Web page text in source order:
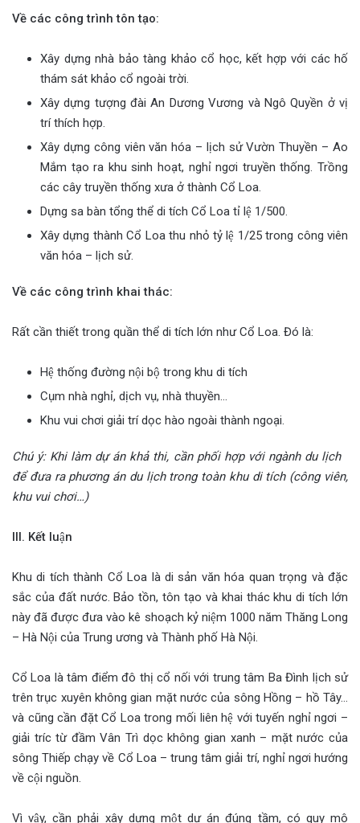
Về các công trình tôn tạo:
Xây dựng nhà bảo tàng khảo cổ học, kết hợp với các hố
thám sát khảo cổ ngoài trời.
Xây dựng tượng đài An Dương Vương và Ngô Quyền ở vị
trí thích hợp.
Xây dựng công viên văn hóa – lịch sử Vườn Thuyền – Ao
Mắm tạo ra khu sinh hoạt, nghỉ ngơi truyền thống. Trồng
các cây truyền thống xưa ở thành Cổ Loa.
Dựng sa bàn tổng thể di tích Cổ Loa tỉ lệ 1/500.
Xây dựng thành Cổ Loa thu nhỏ tỷ lệ 1/25 trong công viên
văn hóa – lịch sử.
Về các công trình khai thác:
Rất cần thiết trong quần thể di tích lớn như Cổ Loa. Đó là:
Hệ thống đường nội bộ trong khu di tích
Cụm nhà nghỉ, dịch vụ, nhà thuyền…
Khu vui chơi giải trí dọc hào ngoài thành ngoại.
Chú ý: Khi làm dự án khả thi, cần phối hợp với ngành du lịch
để đưa ra phương án du lịch trong toàn khu di tích (công viên,
khu vui chơi…)
III. Kết luận
Khu di tích thành Cổ Loa là di sản văn hóa quan trọng và đặc
sắc của đất nước. Bảo tồn, tôn tạo và khai thác khu di tích lớn
này đã được đưa vào kê shoạch kỷ niệm 1000 năm Thăng Long
– Hà Nội của Trung ương và Thành phố Hà Nội.
Cổ Loa là tâm điểm đô thị cổ nối với trung tâm Ba Đình lịch sử
trên trục xuyên không gian mặt nước của sông Hồng – hồ Tây…
và cũng cần đặt Cổ Loa trong mối liên hệ với tuyến nghỉ ngơi –
giải tríc từ đầm Vân Trì dọc không gian xanh – mặt nước của
sông Thiếp chạy về Cổ Loa – trung tâm giải trí, nghỉ ngơi hướng
về cội nguồn.
Vì vậy, cần phải xây dựng một dự án đúng tầm, có quy mô